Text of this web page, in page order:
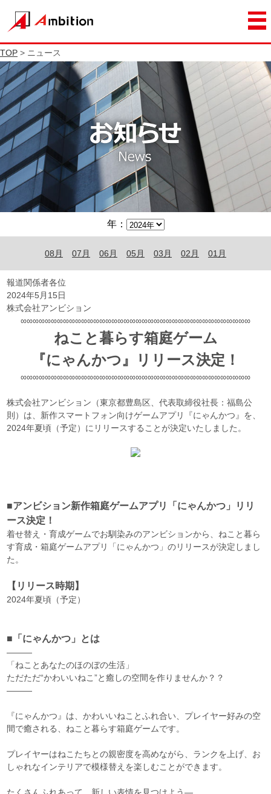
TOP > ニュース
年：
08月 07月 06月 05月 03月 02月 01月
報道関係者各位
2024年5月15日
株式会社アンビション
∞∞∞∞∞∞∞∞∞∞∞∞∞∞∞∞∞∞∞∞∞∞∞∞∞∞∞∞∞∞∞∞∞∞∞∞∞∞
ねこと暮らす箱庭ゲーム
『にゃんかつ』リリース決定！
∞∞∞∞∞∞∞∞∞∞∞∞∞∞∞∞∞∞∞∞∞∞∞∞∞∞∞∞∞∞∞∞∞∞∞∞∞∞
株式会社アンビション（東京都豊島区、代表取締役社長：福島公
則）は、新作スマートフォン向けゲームアプリ『にゃんかつ』を、
2024年夏頃（予定）にリリースすることが決定いたしました。
■アンビション新作箱庭ゲームアプリ「にゃんかつ」リリ
ース決定！
着せ替え・育成ゲームでお馴染みのアンビションから、ねこと暮ら
す育成・箱庭ゲームアプリ「にゃんかつ」のリリースが決定しまし
た。
【リリース時期】
2024年夏頃（予定）
■「にゃんかつ」とは
―――
「ねことあなたのほのぼの生活」
ただただ“かわいいねこ”と癒しの空間を作りませんか？？
―――
『にゃんかつ』は、かわいいねことふれ合い、プレイヤー好みの空
間で癒される、ねこと暮らす箱庭ゲームです。
プレイヤーはねこたちとの親密度を高めながら、ランクを上げ、お
しゃれなインテリアで模様替えを楽しむことができます。